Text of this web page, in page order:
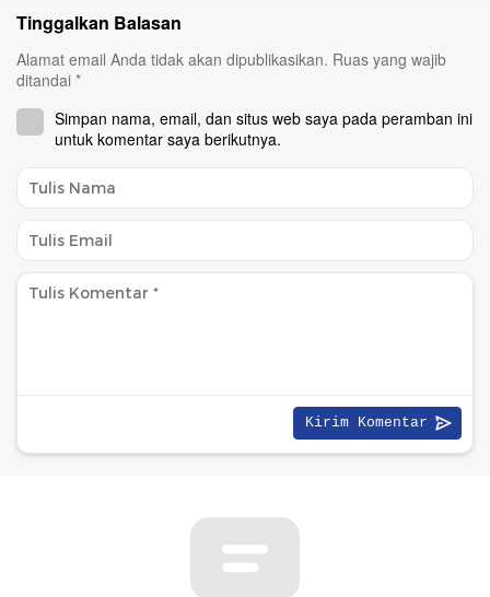
Tinggalkan Balasan
Alamat email Anda tidak akan dipublikasikan. Ruas yang wajib
ditandai *
Simpan nama, email, dan situs web saya pada peramban ini
untuk komentar saya berikutnya.